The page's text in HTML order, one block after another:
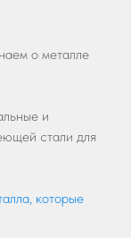
о металле
и
стали для
которые